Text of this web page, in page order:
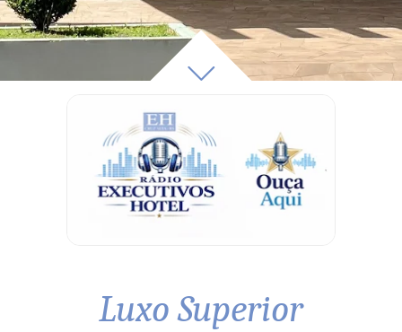
Luxo Superior